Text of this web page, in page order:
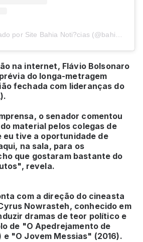
Um post compartilhado por Site Bahia Noti?cias (@bahianoticias)
na internet, Flávio Bolsonaro
do longa-metragem
fechada com lideranças do
o senador comentou
material pelos colegas de
tive a oportunidade de
na sala, para os
que gostaram bastante do
revela.
com a direção do cineasta
Nowrasteh, conhecido em
dramas de teor político e
de "O Apedrejamento de
"O Jovem Messias" (2016).